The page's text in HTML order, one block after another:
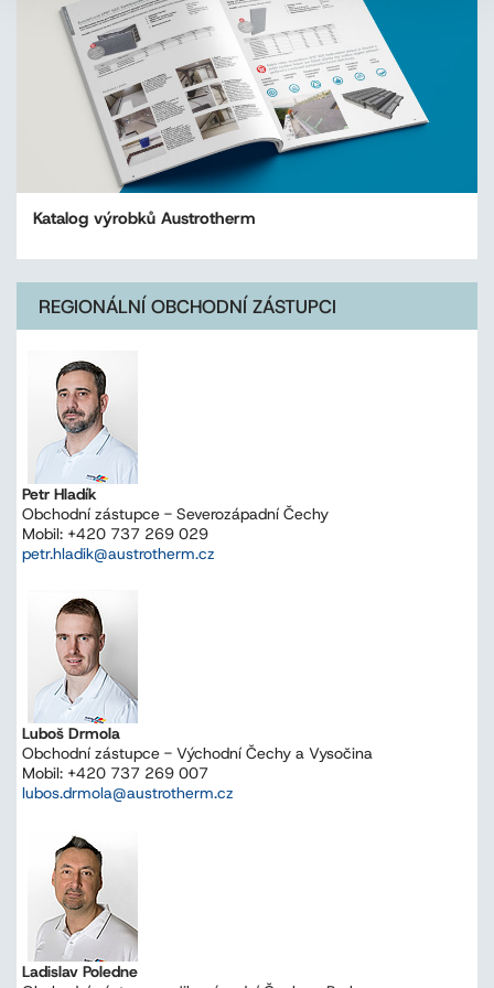
Katalog výrobků Austrotherm
REGIONÁLNÍ OBCHODNÍ ZÁSTUPCI
Petr Hladík
Obchodní zástupce - Severozápadní Čechy
Mobil: +420 737 269 029
petr.hladik@austrotherm.cz
Luboš Drmola
Obchodní zástupce - Východní Čechy a Vysočina
Mobil: +420 737 269 007
lubos.drmola@austrotherm.cz
Ladislav Poledne